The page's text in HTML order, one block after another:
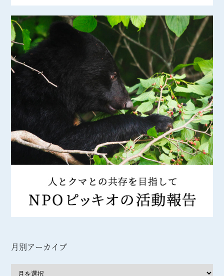
月別アーカイブ